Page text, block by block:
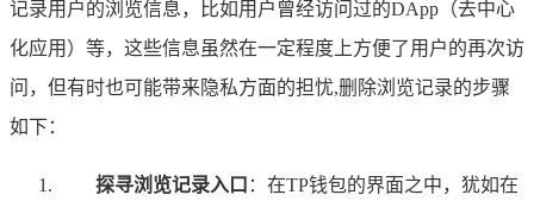
记录用户的浏览信息，比如用户曾经访问过的DApp（去中心
化应用）等，这些信息虽然在一定程度上方便了用户的再次访
问，但有时也可能带来隐私方面的担忧,删除浏览记录的步骤
如下：
探寻浏览记录入口 ：在TP钱包的界面之中，犹如在